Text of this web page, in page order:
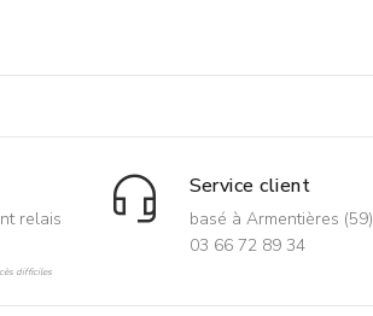
relais
difficiles
Service client
basé à Armentières (59)
03 66 72 89 34